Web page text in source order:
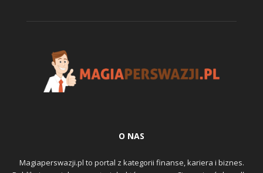
O NAS
Magiaperswazji.pl to portal z kategorii finanse, kariera i biznes.